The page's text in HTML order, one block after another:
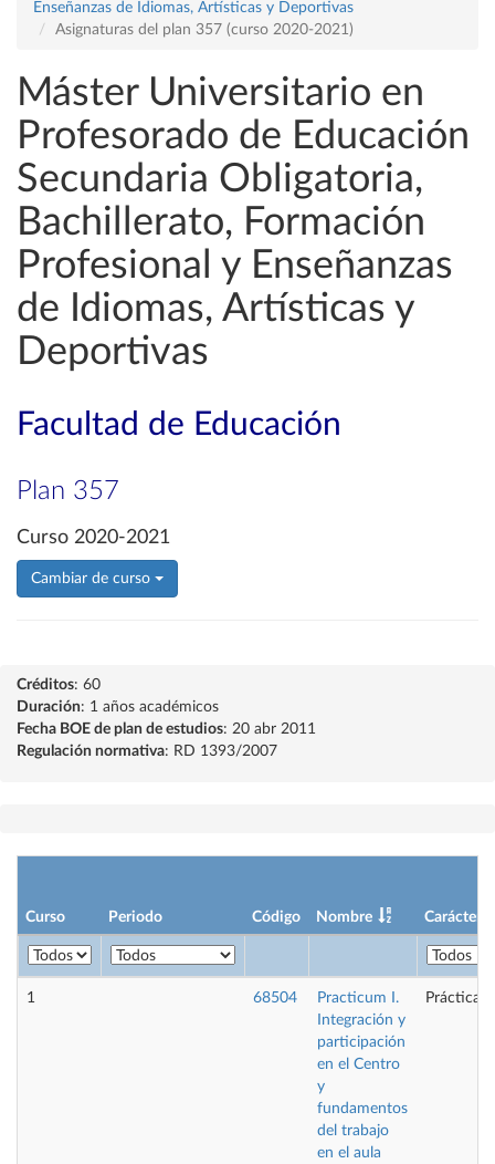
Enseñanzas de Idiomas, Artísticas y Deportivas
Asignaturas del plan 357 (curso 2020-2021)
Máster Universitario en
Profesorado de Educación
Secundaria Obligatoria,
Bachillerato, Formación
Profesional y Enseñanzas
de Idiomas, Artísticas y
Deportivas
Facultad de Educación
Plan 357
Curso 2020-2021
Cambiar de curso
Créditos: 60
Duración: 1 años académicos
Fecha BOE de plan de estudios: 20 abr 2011
Regulación normativa: RD 1393/2007
Curso Periodo Código Nombre Carácter
1 68504
Practicum I.
Integración y
participación
en el Centro
y
fundamentos
del trabajo
en el aula
Prácticas